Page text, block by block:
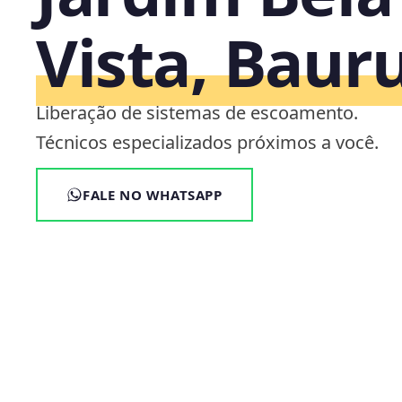
Vista,
Liberação de sistemas de escoamento.
Técnicos especializados próximos a você.
FALE NO WHATSAPP